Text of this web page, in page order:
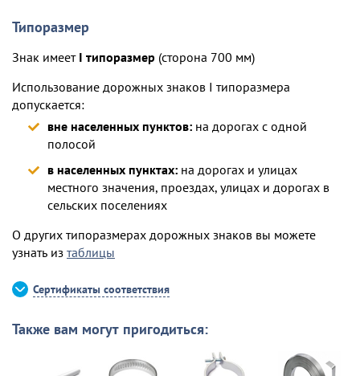
Типоразмер
Знак имеет I типоразмер (сторона 700 мм)
Использование дорожных знаков I типоразмера
допускается:
вне населенных пунктов: на дорогах с одной
полосой
в населенных пунктах: на дорогах и улицах
местного значения, проездах, улицах и дорогах в
сельских поселениях
О других типоразмерах дорожных знаков вы можете
узнать из таблицы
Сертификаты соответствия
Также вам могут пригодиться: